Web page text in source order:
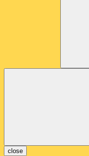
close